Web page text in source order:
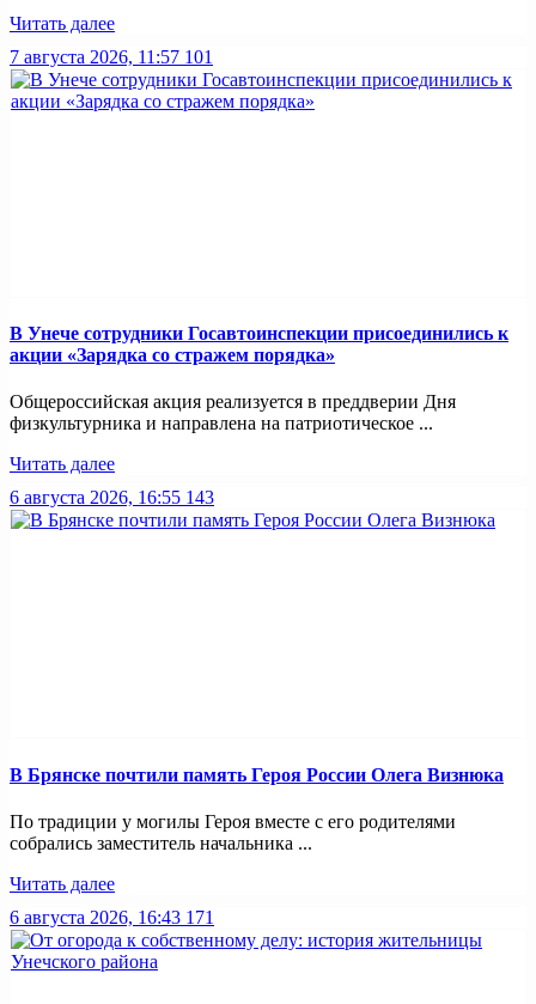
Читать далее
7 августа 2026, 11:57 101
В Унече сотрудники Госавтоинспекции присоединились к
акции «Зарядка со стражем порядка»
Общероссийская акция реализуется в преддверии Дня
физкультурника и направлена на патриотическое ...
Читать далее
6 августа 2026, 16:55 143
В Брянске почтили память Героя России Олега Визнюка
По традиции у могилы Героя вместе с его родителями
собрались заместитель начальника ...
Читать далее
6 августа 2026, 16:43 171